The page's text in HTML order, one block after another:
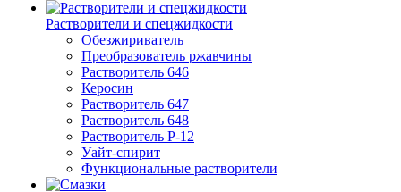
Растворители и спецжидкости
Обезжириватель
Преобразователь ржавчины
Растворитель 646
Керосин
Растворитель 647
Растворитель 648
Растворитель Р-12
Уайт-спирит
Функциональные растворители